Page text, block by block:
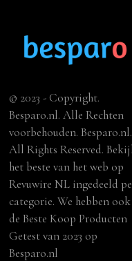
© 2023 - Copyright.
Besparo.nl. Alle Rechten
voorbehouden. Besparo.nl.
All Rights Reserved.
het beste van het web op
Revuwire NL ingedeeld
categorie. We hebben ook
deBeste Koop Producten
Getest van 2023 op
Besparo.nl